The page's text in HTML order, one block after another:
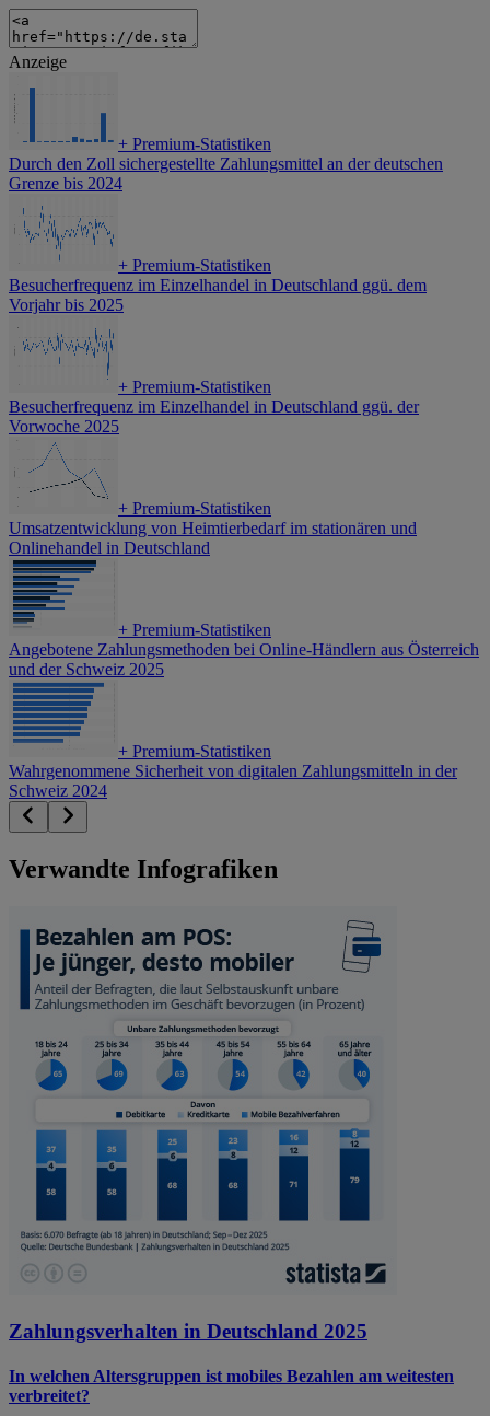
Anzeige
+ Premium-Statistiken
Durch den Zoll sichergestellte Zahlungsmittel an der deutschen
Grenze bis 2024
+ Premium-Statistiken
Besucherfrequenz im Einzelhandel in Deutschland ggü. dem
Vorjahr bis 2025
+ Premium-Statistiken
Besucherfrequenz im Einzelhandel in Deutschland ggü. der
Vorwoche 2025
+ Premium-Statistiken
Umsatzentwicklung von Heimtierbedarf im stationären und
Onlinehandel in Deutschland
+ Premium-Statistiken
Angebotene Zahlungsmethoden bei Online-Händlern aus Österreich
und der Schweiz 2025
+ Premium-Statistiken
Wahrgenommene Sicherheit von digitalen Zahlungsmitteln in der
Schweiz 2024
Verwandte Infografiken
Zahlungsverhalten in Deutschland 2025
In welchen Altersgruppen ist mobiles Bezahlen am weitesten
verbreitet?